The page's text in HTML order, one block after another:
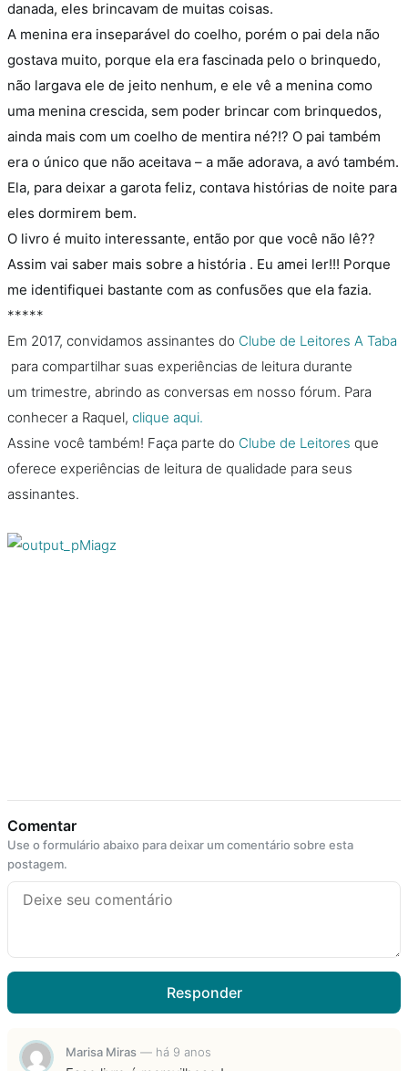
danada, eles brincavam de muitas coisas.
A menina era inseparável do coelho, porém o pai dela não
gostava muito, porque ela era fascinada pelo o brinquedo,
não largava ele de jeito nenhum, e ele vê a menina como
uma menina crescida, sem poder brincar com brinquedos,
ainda mais com um coelho de mentira né?!? O pai também
era o único que não aceitava – a mãe adorava, a avó também.
Ela, para deixar a garota feliz, contava histórias de noite para
eles dormirem bem.
O livro é muito interessante, então por que você não lê??
Assim vai saber mais sobre a história . Eu amei ler!!! Porque
me identifiquei bastante com as confusões que ela fazia.
*****
Em 2017, convidamos assinantes do Clube de Leitores A Taba
para compartilhar suas experiências de leitura durante
um trimestre, abrindo as conversas em nosso fórum. Para
conhecer a Raquel, clique aqui.
Assine você também! Faça parte do Clube de Leitores que
oferece experiências de leitura de qualidade para seus
assinantes.
Comentar
Use o formulário abaixo para deixar um comentário sobre esta
postagem.
Responder
Marisa Miras — há 9 anos